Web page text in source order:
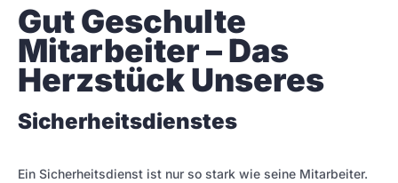
Gut Geschulte
Mitarbeiter – Das
Herzstück Unseres
Sicherheitsdienstes
Ein Sicherheitsdienst ist nur so stark wie seine Mitarbeiter.